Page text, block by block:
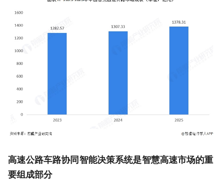
高速公路车路协同智能决策系统是智慧高速市场的重
要组成部分